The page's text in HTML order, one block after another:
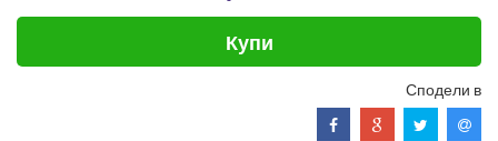
Купи
Сподели в